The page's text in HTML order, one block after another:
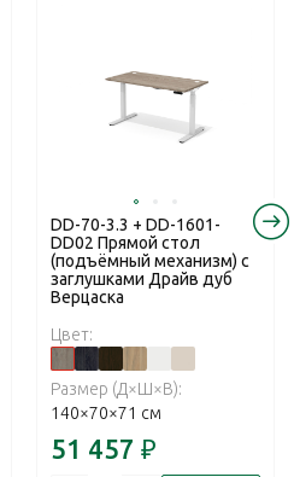
DD-70-3.3 + DD-1601-
DD02 Прямой стол
(подъёмный механизм) с
заглушками Драйв дуб
Верцаска
Цвет:
Размер (Д×Ш×В):
140×70×71 см
51 457 ₽